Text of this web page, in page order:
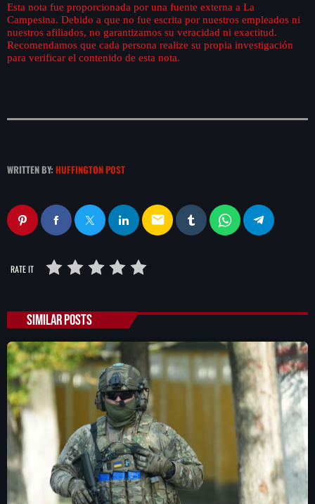
Esta nota fue proporcionada por una fuente externa a La
Campesina. Debido a que no fue escrita por nuestros empleados ni
nuestros afiliados, no garantizamos su veracidad ni exactitud.
Recomendamos que cada persona realize su propia investigación
para verificar el contenido de esta nota.
WRITTEN BY: HUFFINGTON POST
email
RATE IT
SIMILAR POSTS